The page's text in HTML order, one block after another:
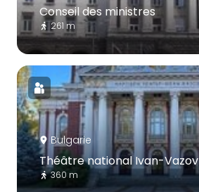
Conseil des ministres
261 m
Bulgarie
Théâtre national Ivan-Vazov
360 m